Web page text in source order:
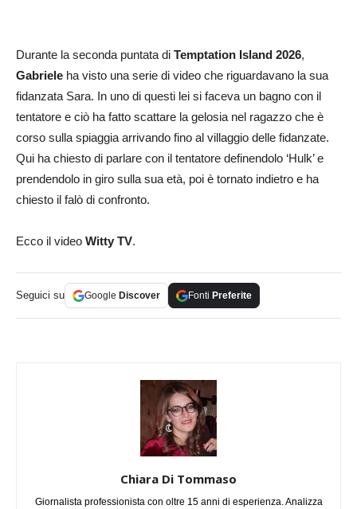
Durante la seconda puntata di Temptation Island 2026,
Gabriele ha visto una serie di video che riguardavano la sua
fidanzata Sara. In uno di questi lei si faceva un bagno con il
tentatore e ciò ha fatto scattare la gelosia nel ragazzo che è
corso sulla spiaggia arrivando fino al villaggio delle fidanzate.
Qui ha chiesto di parlare con il tentatore definendolo ‘Hulk’ e
prendendolo in giro sulla sua età, poi è tornato indietro e ha
chiesto il falò di confronto.
Ecco il video Witty TV.
Seguici su Google Discover Fonti Preferite
Chiara Di Tommaso
Giornalista professionista con oltre 15 anni di esperienza. Analizza